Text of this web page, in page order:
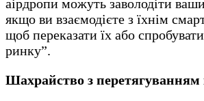
аірдропи можуть заволодіти
якщо ви взаємодієте з їхнім
щоб переказати їх або
ринку”.
Шахрайство з